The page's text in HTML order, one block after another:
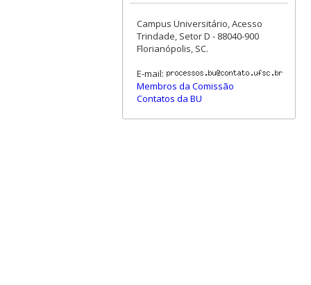
Campus Universitário, Acesso
Trindade, Setor D - 88040-900
Florianópolis, SC.
E-mail:
Membros da Comissão
Contatos da BU